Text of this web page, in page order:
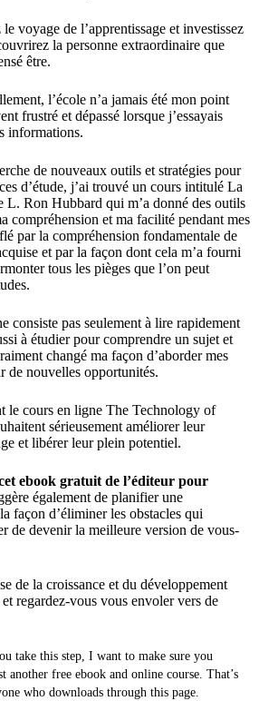
voyage de l’apprentissage et investissez
la personne extraordinaire que
être.
l’école n’a jamais été mon point
frustré et dépassé lorsque j’essayais
informations.
de nouveaux outils et stratégies pour
d’étude, j’ai trouvé un cours intitulé La
L. Ron Hubbard qui m’a donné des outils
compréhension et ma facilité pendant mes
par la compréhension fondamentale de
et par la façon dont cela m’a fourni
tous les pièges que l’on peut
consiste pas seulement à lire rapidement
à étudier pour comprendre un sujet et
changé ma façon d’aborder mes
de nouvelles opportunités.
le cours en ligne The Technology of
sérieusement améliorer leur
et libérer leur plein potentiel.
ebook gratuit de l’éditeur pour
également de planifier une
façon d’éliminer les obstacles qui
de devenir la meilleure version de vous-
de la croissance et du développement
regardez-vous vous envoler vers de
take this step, I want to make sure you
free ebook and online course. That’s
who downloads through this page.